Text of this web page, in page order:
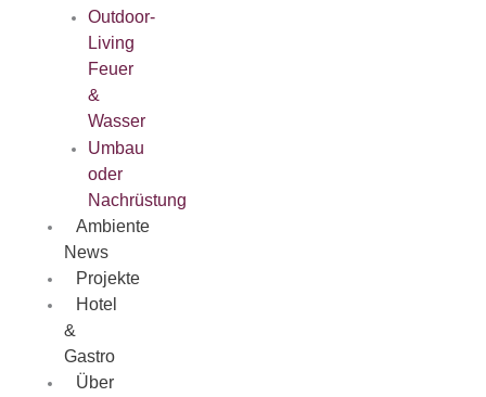
Outdoor-
Living
Feuer
&
Wasser
Umbau
oder
Nachrüstung
Ambiente
News
Projekte
Hotel
&
Gastro
Über